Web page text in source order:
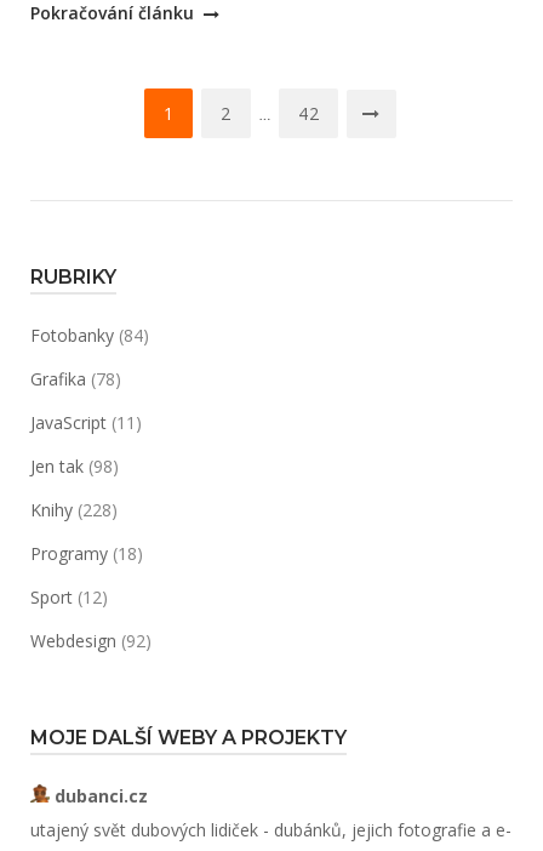
Pokračování článku
Navigace1 2 … 42
RUBRIKY
Fotobanky (84)
Grafika (78)
JavaScript (11)
Jen tak (98)
Knihy (228)
Programy (18)
Sport (12)
Webdesign (92)
MOJE DALŠÍ WEBY A PROJEKTY
dubanci.cz
utajený svět dubových lidiček - dubánků, jejich fotografie a e-